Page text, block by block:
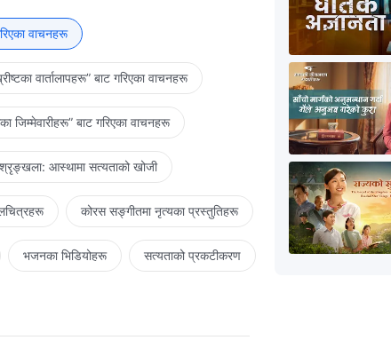
शैतानलाई हराउने काम पनि हो।
मानिसको वास्तविक आवश्यकतासँग मिल्छ,
हराउने काम पनि हो।
वाचनहरू
वार्तालापहरू” बाट गरिएका वाचनहरू
बाट गरिएका वाचनहरू
आस्थामा सत्यताको खोजी
कोरस सङ्गीतमा नृत्यका प्रस्तुतिहरू
भजनका भिडियोहरू सत्यताको प्रकटीकरण